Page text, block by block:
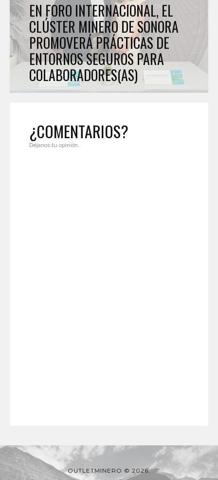
EN FORO INTERNACIONAL, EL
CLÚSTER MINERO DE SONORA
PROMOVERÁ PRÁCTICAS DE
ENTORNOS SEGUROS PARA
COLABORADORES(AS)
¿COMENTARIOS?
Déjanos tu opinión.
OUTLETMINERO © 2026.